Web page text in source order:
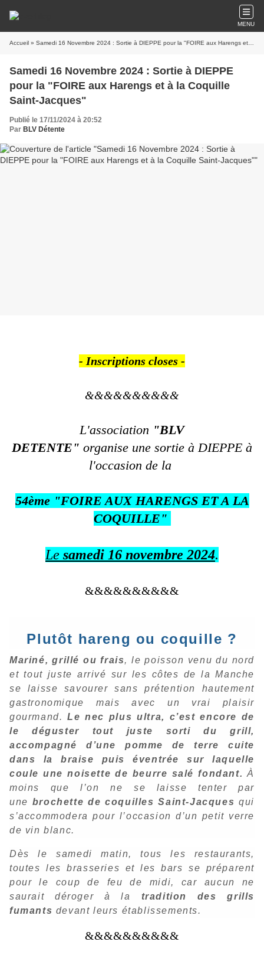
MENU
Accueil » Samedi 16 Novembre 2024 : Sortie à DIEPPE pour la "FOIRE aux Harengs et à la Coquille Saint-Jacques"
Samedi 16 Novembre 2024 : Sortie à DIEPPE
pour la "FOIRE aux Harengs et à la Coquille
Saint-Jacques"
Publié le 17/11/2024 à 20:52
Par BLV Détente
- Inscriptions closes -
&&&&&&&&&&
L'association "BLV
DETENTE" organise une sortie à DIEPPE à
l'occasion de la
54ème "FOIRE AUX HARENGS ET A LA
COQUILLE"
Le samedi 16 novembre 2024.
&&&&&&&&&&
Plutôt hareng ou coquille ?
Mariné, grillé ou frais, le poisson venu du nord
et tout juste arrivé sur les côtes de la Manche
se laisse savourer sans prétention hautement
gastronomique mais avec un vrai plaisir
gourmand.
Le nec plus ultra, c’est encore de
le déguster tout juste sorti du grill,
accompagné d’une pomme de terre cuite
dans la braise puis éventrée sur laquelle
coule une noisette de beurre salé fondant. À
moins que l’on ne se laisse tenter par
une brochette de coquilles Saint-Jacques qui
s’accommodera pour l’occasion d’un petit verre
de vin blanc.
Dès le samedi matin, tous les restaurants,
toutes les brasseries et les bars se préparent
pour le coup de feu de midi, car aucun ne
saurait déroger à la
tradition des grills
fumants devant leurs établissements.
&&&&&&&&&&